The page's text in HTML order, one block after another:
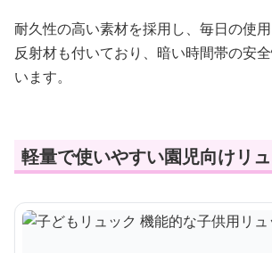
耐久性の高い素材を採用し、毎日の使用
反射材も付いており、暗い時間帯の安
います。
軽量で使いやすい園児向けリ